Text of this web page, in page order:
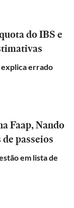
do IBS e
explica errado
Faap, Nando
passeios
em lista de